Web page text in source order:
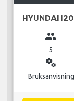
HYUNDAI I20
group
5
miscellaneous_services
Bruksanvisning